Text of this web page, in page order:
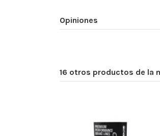
Opiniones
16 otros productos de la